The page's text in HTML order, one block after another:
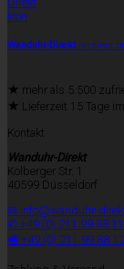
Wanduhr-Direktist einer
★ mehr als 5.500
★ Lieferzeit 15 Tage
Kontakt
Wanduhr-Direkt
Kolberger Str. 1
40599 Düsseldorf
✉ info@wanduhr-
✆ +49 (0) 211 99 88
🖷 +49 (0) 211 99 88